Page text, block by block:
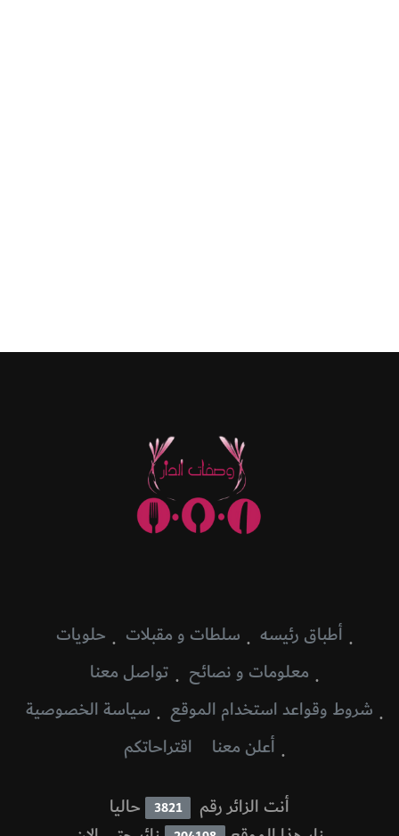
أطباق رئيسه سلطات و مقبلات
حلويات
معلومات و نصائح
تواصل معنا
شروط وقواعد استخدام الموقع
سياسة الخصوصية
أعلن معنا
اقتراحاتكم
أنت الزائر رقم 3821
حاليا